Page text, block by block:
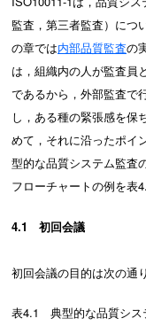
監査，第三者監査）につ
の章では内部品質監査の
は，組織内の人が監査員
であるから，外部監査で
し，ある種の緊張感を保
めて，それに沿ったポイ
型的な品質システム監査
フローチャートの例を表
4.1 初回会議
初回会議の目的は次の通
表4.1 典型的な品質シス